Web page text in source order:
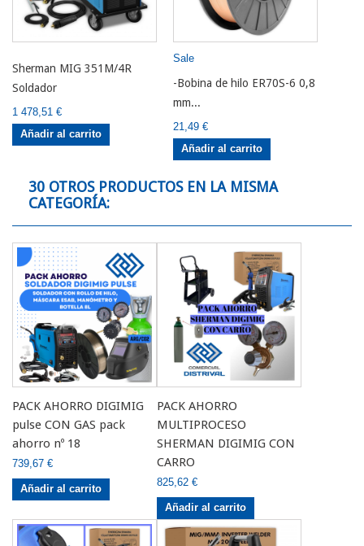
Sherman MIG 351M/4R
Soldador
1 478,51 €
Añadir al carrito
Sale
-Bobina de hilo ER70S-6 0,8
mm...
21,49 €
Añadir al carrito
30 OTROS PRODUCTOS EN LA MISMA
CATEGORÍA:
PACK AHORRO DIGIMIG
pulse CON GAS pack
ahorro nº 18
739,67 €
Añadir al carrito
PACK AHORRO
MULTIPROCESO
SHERMAN DIGIMIG CON
CARRO
825,62 €
Añadir al carrito